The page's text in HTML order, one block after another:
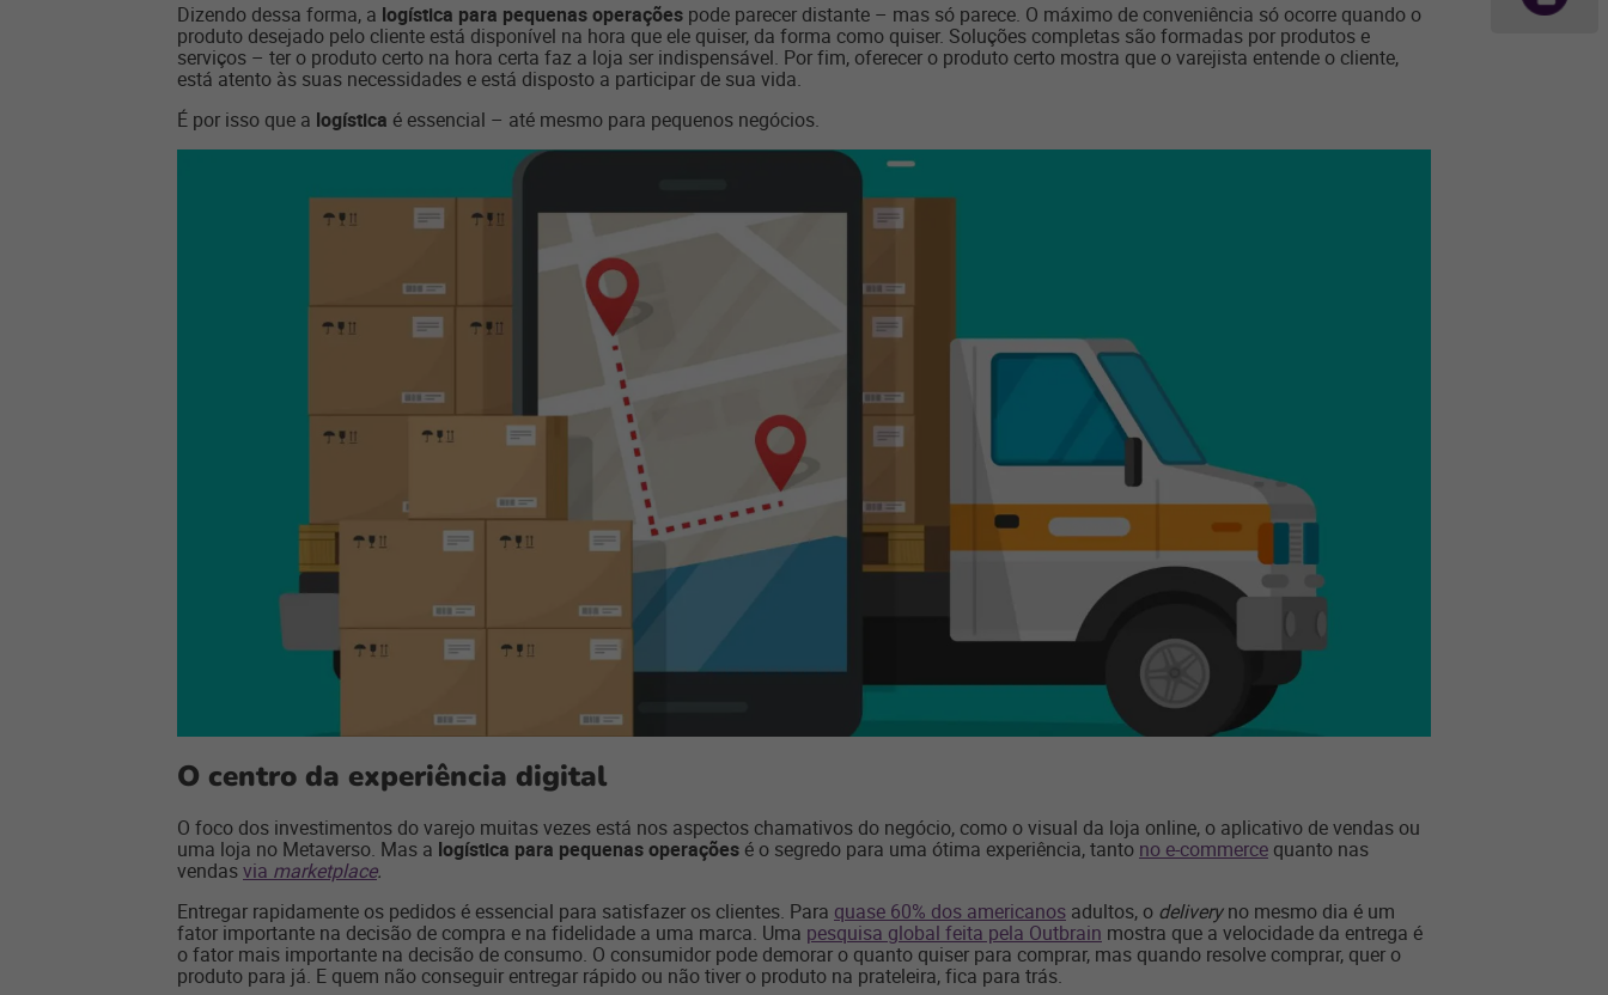
Dizendo dessa forma, a logística para pequenas operações pode parecer distante – mas só parece. O máximo de conveniência só ocorre quando o
produto desejado pelo cliente está disponível na hora que ele quiser, da forma como quiser. Soluções completas são formadas por produtos e
serviços – ter o produto certo na hora certa faz a loja ser indispensável. Por fim, oferecer o produto certo mostra que o varejista entende o cliente,
está atento às suas necessidades e está disposto a participar de sua vida.
É por isso que a logística é essencial – até mesmo para pequenos negócios.
O centro da experiência digital
O foco dos investimentos do varejo muitas vezes está nos aspectos chamativos do negócio, como o visual da loja online, o aplicativo de vendas ou
uma loja no Metaverso. Mas a logística para pequenas operações é o segredo para uma ótima experiência, tanto no e-commerce quanto nas
vendasvia marketplace.
Entregar rapidamente os pedidos é essencial para satisfazer os clientes. Para quase 60% dos americanos adultos, o deliveryno mesmo dia é um
fator importante na decisão de compra e na fidelidade a uma marca. Uma pesquisa global feita pela Outbrain mostra que a velocidade da entrega é
o fator mais importante na decisão de consumo. O consumidor pode demorar o quanto quiser para comprar, mas quando resolve comprar, quer o
produto para já. E quem não conseguir entregar rápido ou não tiver o produto na prateleira, fica para trás.